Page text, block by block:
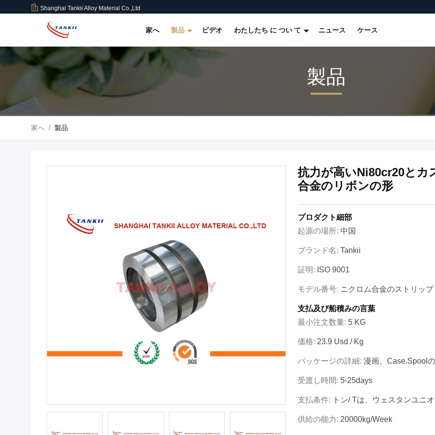
Shanghai Tankii Alloy Material Co.,Ltd
家へ 製品 ビデオ わたしたち に つい て ニュース ケース
製品
家へ / 製品
抗力が高いNi80cr20と
合金のリボンの形
プロダクト細部
起源の場所: 中国
ブランド名: Tankii
証明: ISO 9001
モデル番号: ニクロム合金のストリップ
支払及び船積みの言葉
最小注文数量: 5 KG
価格: 23.9 Usd / Kg
パッケージの詳細: 漫画、case.spool
受渡し時間: 5-25days
支払条件: トン/ Tは、ウェスタンユニ
供給の能力: 20000kg/week